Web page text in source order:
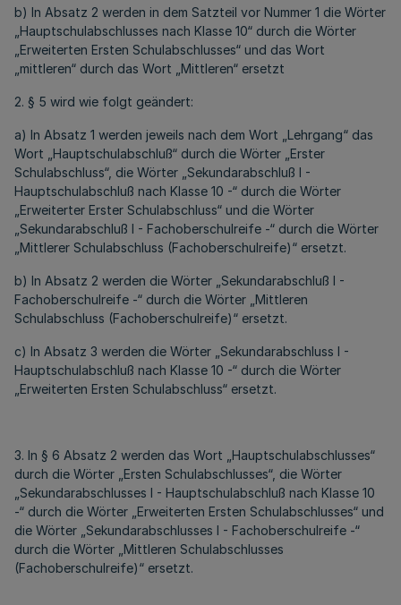
b) In Absatz 2 werden in dem Satzteil vor Nummer 1 die Wörter
„Hauptschulabschlusses nach Klasse 10“ durch die Wörter
„Erweiterten Ersten Schulabschlusses“ und das Wort
„mittleren“ durch das Wort „Mittleren“ ersetzt
2. § 5 wird wie folgt geändert:
a) In Absatz 1 werden jeweils nach dem Wort „Lehrgang“ das
Wort „Hauptschulabschluß“ durch die Wörter „Erster
Schulabschluss“, die Wörter „Sekundarabschluß I -
Hauptschulabschluß nach Klasse 10 -“ durch die Wörter
„Erweiterter Erster Schulabschluss“ und die Wörter
„Sekundarabschluß I - Fachoberschulreife -“ durch die Wörter
„Mittlerer Schulabschluss (Fachoberschulreife)“ ersetzt.
b) In Absatz 2 werden die Wörter „Sekundarabschluß I -
Fachoberschulreife -“ durch die Wörter „Mittleren
Schulabschluss (Fachoberschulreife)“ ersetzt.
c) In Absatz 3 werden die Wörter „Sekundarabschluss I -
Hauptschulabschluß nach Klasse 10 -“ durch die Wörter
„Erweiterten Ersten Schulabschluss“ ersetzt.
3. In § 6 Absatz 2 werden das Wort „Hauptschulabschlusses“
durch die Wörter „Ersten Schulabschlusses“, die Wörter
„Sekundarabschlusses I - Hauptschulabschluß nach Klasse 10
-“ durch die Wörter „Erweiterten Ersten Schulabschlusses“ und
die Wörter „Sekundarabschlusses I - Fachoberschulreife -“
durch die Wörter „Mittleren Schulabschlusses
(Fachoberschulreife)“ ersetzt.